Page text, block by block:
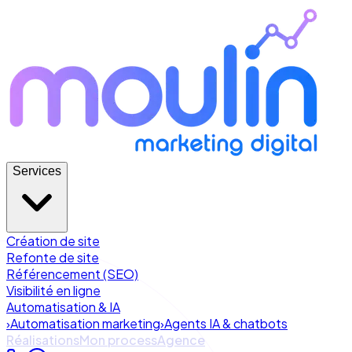
Services
Création de site
Refonte de site
Référencement (SEO)
Visibilité en ligne
Automatisation & IA
›Automatisation marketing›Agents IA & chatbots
RéalisationsMon processAgence